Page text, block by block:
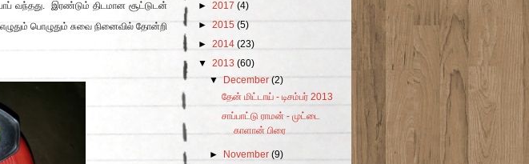
வந்தது. இரண்டும் திடமான சூட்டுடன்
பொழுதும் சுவை நினைவில் தோன்றி
► 2017 (4)
►2015 (5)
► 2014 (23)
▼ 2013 (60)
▼
December(2)
தேன் மிட்டாய் - டிசம்பர் 2013
சாப்பாட்டு ராமன் - முட்டை
காளான் பிரை
► November(9)